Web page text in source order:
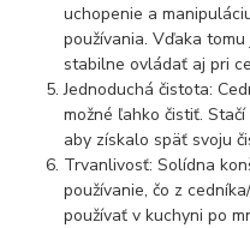
uchopenie a
používania. Vďaka
stabilne ovládať aj pri
Jednoduchá čistota:
možné ľahko čistiť.
aby získalo späť svoju
Trvanlivosť: Solídna
používanie, čo z
používať v kuchyni po